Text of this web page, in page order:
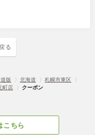
る
版 〉 北海道 〉 札幌市東区
〉
町店
〉 クーポン
こちら